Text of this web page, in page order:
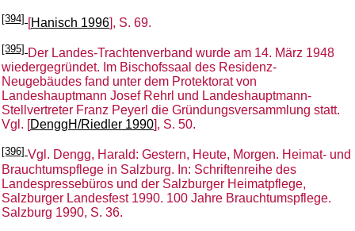
[394] [Hanisch 1996], S. 69.
[395] Der Landes-Trachtenverband wurde am 14. März 1948
wiedergegründet. Im Bischofssaal des Residenz-
Neugebäudes fand unter dem Protektorat von
Landeshauptmann Josef Rehrl und Landeshauptmann-
Stellvertreter Franz Peyerl die Gründungsversammlung statt.
Vgl. [DenggH/Riedler 1990], S. 50.
[396] Vgl. Dengg, Harald: Gestern, Heute, Morgen. Heimat- und
Brauchtumspflege in Salzburg. In: Schriftenreihe des
Landespressebüros und der Salzburger Heimatpflege,
Salzburger Landesfest 1990. 100 Jahre Brauchtumspflege.
Salzburg 1990, S. 36.